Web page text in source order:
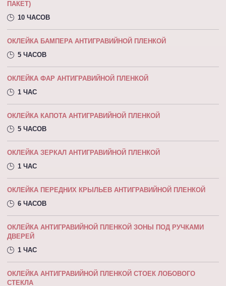
ПАКЕТ)
10 ЧАСОВ
ОКЛЕЙКА БАМПЕРА АНТИГРАВИЙНОЙ ПЛЕНКОЙ
5 ЧАСОВ
ОКЛЕЙКА ФАР АНТИГРАВИЙНОЙ ПЛЕНКОЙ
1 ЧАС
ОКЛЕЙКА КАПОТА АНТИГРАВИЙНОЙ ПЛEНКOЙ
5 ЧАСОВ
ОКЛЕЙКА ЗЕРКАЛ АНТИГРАВИЙНОЙ ПЛЕНКОЙ
1 ЧАС
ОКЛЕЙКА ПЕРЕДНИХ КРЫЛЬЕВ АНТИГРАВИЙНОЙ ПЛЕНКОЙ
6 ЧАСОВ
ОКЛЕЙКА АНТИГРАВИЙНОЙ ПЛЕНКОЙ ЗОНЫ ПОД РУЧКАМИ
ДВЕРЕЙ
1 ЧАС
ОКЛЕЙКА АНТИГРАВИЙНОЙ ПЛЕНКОЙ СТОЕК ЛОБОВОГО
СТЕКЛА